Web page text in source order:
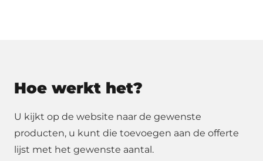
Hoe werkt het?
U kijkt op de website naar de gewenste
producten, u kunt die toevoegen aan de offerte
lijst met het gewenste aantal.